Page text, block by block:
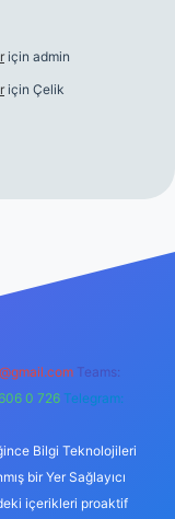
için admin
için Çelik
Teams:
0 726 Telegram:
Bilgi Teknolojileri
bir Yer Sağlayıcı
içerikleri proaktif